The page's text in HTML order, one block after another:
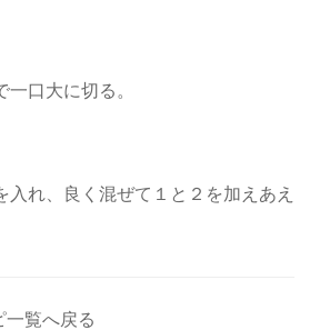
口大に切る。
入れ、良く混ぜて１と２を加えあえ
覧へ戻る